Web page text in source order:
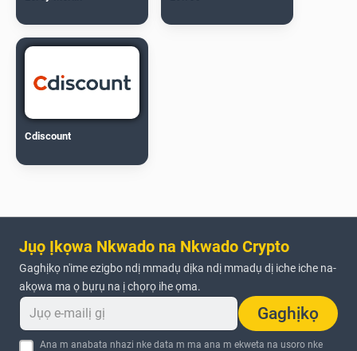
Cdiscount
Jụọ Ịkọwa Nkwado na Nkwado Crypto
Gaghịkọ n'ime ezigbo ndị mmadụ dịka ndị mmadụ dị iche iche na-
akọwa ma ọ bụrụ na ị chọrọ ihe ọma.
Gaghịkọ
Ana m anabata nhazi nke data m ma ana m ekweta na usoro nke